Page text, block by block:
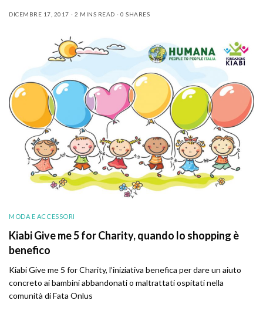
DICEMBRE 17, 2017 2 MINS READ 0 SHARES
MODA E ACCESSORI
Kiabi Give me 5 for Charity, quando lo shopping è
benefico
Kiabi Give me 5 for Charity, l’iniziativa benefica per dare un aiuto
concreto ai bambini abbandonati o maltrattati ospitati nella
comunità di Fata Onlus